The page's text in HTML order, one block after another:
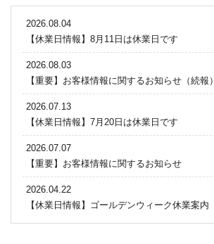
2026.08.04
【休業日情報】8月11日は休業日です
2026.08.03
【重要】お客様情報に関するお知らせ（続報）
2026.07.13
【休業日情報】7月20日は休業日です
2026.07.07
【重要】お客様情報に関するお知らせ
2026.04.22
【休業日情報】ゴールデンウィーク休業案内